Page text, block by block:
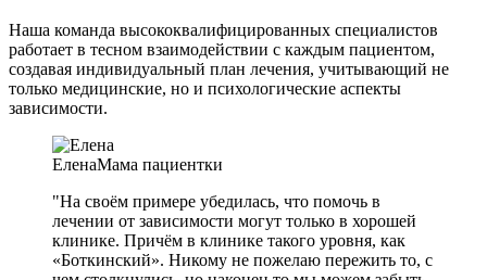
Наша команда высококвалифицированных специалистов
работает в тесном взаимодействии с каждым пациентом,
создавая индивидуальный план лечения, учитывающий не
только медицинские, но и психологические аспекты
зависимости.
ЕленаМама пациентки
"На своём примере убедилась, что помочь в
лечении от зависимости могут только в хорошей
клинике. Причём в клинике такого уровня, как
«Боткинский». Никому не пожелаю пережить то, с